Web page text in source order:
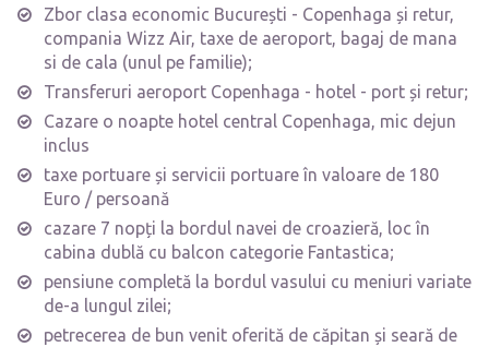
Zbor clasa economic București - Copenhaga și retur,
compania Wizz Air, taxe de aeroport, bagaj de mana
si de cala (unul pe familie);
Transferuri aeroport Copenhaga - hotel - port și retur;
Cazare o noapte hotel central Copenhaga, mic dejun
inclus
taxe portuare și servicii portuare în valoare de 180
Euro / persoană
cazare 7 nopți la bordul navei de croazieră, loc în
cabina dublă cu balcon categorie Fantastica;
pensiune completă la bordul vasului cu meniuri variate
de-a lungul zilei;
petrecerea de bun venit oferită de căpitan și seară de